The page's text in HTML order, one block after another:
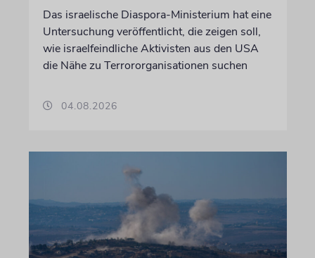
Das israelische Diaspora-Ministerium hat eine
Untersuchung veröffentlicht, die zeigen soll,
wie israelfeindliche Aktivisten aus den USA
die Nähe zu Terrororganisationen suchen
04.08.2026